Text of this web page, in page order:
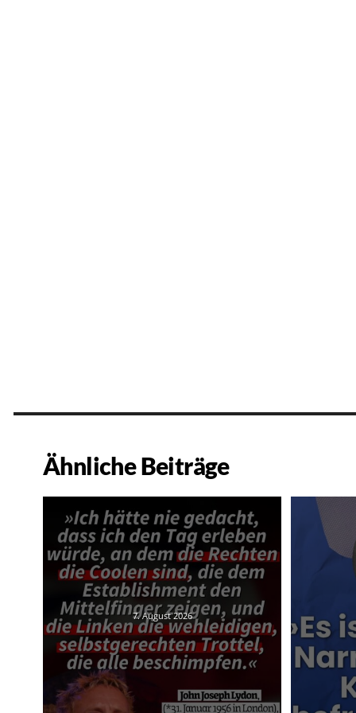
Ähnliche Beiträge
7. August 2026